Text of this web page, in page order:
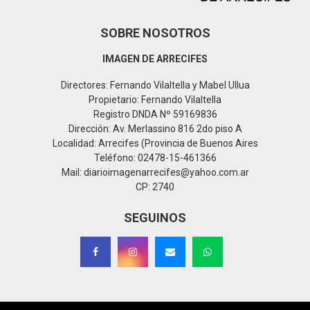
SOBRE NOSOTROS
IMAGEN DE ARRECIFES
Directores: Fernando Vilaltella y Mabel Ullua
Propietario: Fernando Vilaltella
Registro DNDA Nº 59169836
Dirección: Av. Merlassino 816 2do piso A
Localidad: Arrecifes (Provincia de Buenos Aires
Teléfono: 02478-15-461366
Mail: diarioimagenarrecifes@yahoo.com.ar
CP: 2740
SEGUINOS